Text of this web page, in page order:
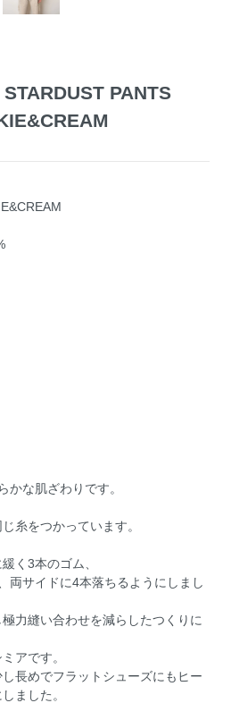
PANTS
かな肌ざわりです。
糸をつかっています。
く3本のゴム、
両サイドに4本落ちるようにしまし
力縫い合わせを減らしたつくりに
アです。
長めでフラットシューズにもヒー
ました。